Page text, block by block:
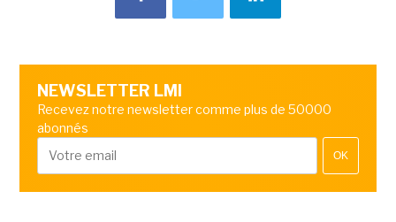
NEWSLETTER LMI
Recevez notre newsletter comme plus de 50000
abonnés
OK